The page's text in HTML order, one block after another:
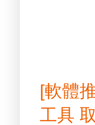
[軟體
工具